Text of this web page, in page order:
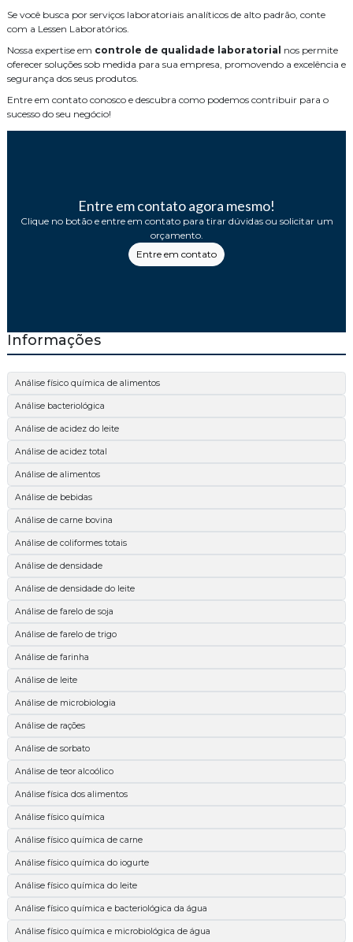
Se você busca por serviços laboratoriais analíticos de alto padrão, conte
com a Lessen Laboratórios.
Nossa expertise em controle de qualidade laboratorial nos permite
oferecer soluções sob medida para sua empresa, promovendo a excelência e
segurança dos seus produtos.
Entre em contato conosco e descubra como podemos contribuir para o
sucesso do seu negócio!
Entre em contato agora mesmo!
Clique no botão e entre em contato para tirar dúvidas ou solicitar um
orçamento.
Entre em contato
Informações
Análise físico química de alimentos
Análise bacteriológica
Análise de acidez do leite
Análise de acidez total
Análise de alimentos
Análise de bebidas
Análise de carne bovina
Análise de coliformes totais
Análise de densidade
Análise de densidade do leite
Análise de farelo de soja
Análise de farelo de trigo
Análise de farinha
Análise de leite
Análise de microbiologia
Análise de rações
Análise de sorbato
Análise de teor alcoólico
Análise física dos alimentos
Análise físico química
Análise físico química de carne
Análise físico química do iogurte
Análise físico química do leite
Análise físico química e bacteriológica da água
Análise físico química e microbiológica de água